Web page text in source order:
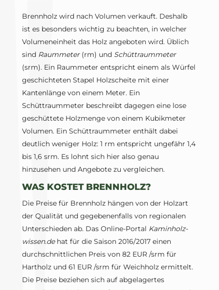
Brennholz wird nach Volumen verkauft. Deshalb
ist es besonders wichtig zu beachten, in welcher
Volumeneinheit das Holz angeboten wird. Üblich
sind Raummeter(rm) und Schüttraummeter
(srm). Ein Raummeter entspricht einem als Würfel
geschichteten Stapel Holzscheite mit einer
Kantenlänge von einem Meter. Ein
Schüttraummeter beschreibt dagegen eine lose
geschüttete Holzmenge von einem Kubikmeter
Volumen. Ein Schüttraummeter enthält dabei
deutlich weniger Holz: 1 rm entspricht ungefähr 1,4
bis 1,6 srm. Es lohnt sich hier also genau
hinzusehen und Angebote zu vergleichen.
WAS KOSTET BRENNHOLZ?
Die Preise für Brennholz hängen von der Holzart
der Qualität und gegebenenfalls von regionalen
Unterschieden ab. Das Online-Portal Kaminholz-
wissen.de hat für die Saison 2016/2017 einen
durchschnittlichen Preis von 82 EUR /srm für
Hartholz und 61 EUR /srm für Weichholz ermittelt.
Die Preise beziehen sich auf abgelagertes